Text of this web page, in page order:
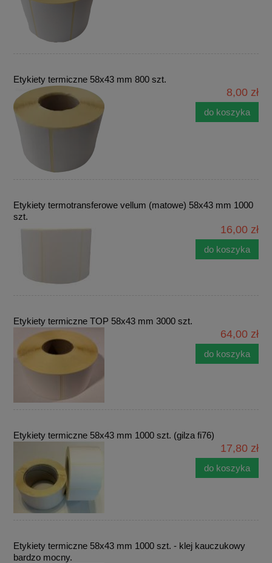
Etykiety termiczne 58x43 mm 800 szt.
8,00 zł
do koszyka
Etykiety termotransferowe vellum (matowe) 58x43 mm 1000
szt.
16,00 zł
do koszyka
Etykiety termiczne TOP 58x43 mm 3000 szt.
64,00 zł
do koszyka
Etykiety termiczne 58x43 mm 1000 szt. (gilza fi76)
17,80 zł
do koszyka
Etykiety termiczne 58x43 mm 1000 szt. - klej kauczukowy
bardzo mocny.